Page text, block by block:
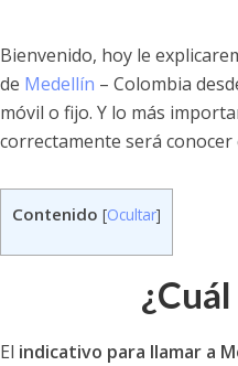
Bienvenido, hoy le
de Medellín – Colombia
móvil o fijo. Y lo más
correctamente será conocer
Contenido [Ocultar]
El indicativo para llamar a